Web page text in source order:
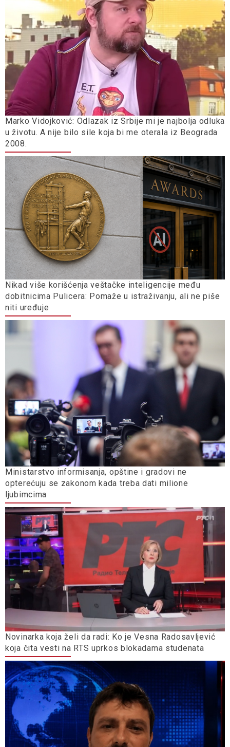
Marko Vidojković: Odlazak iz Srbije mi je najbolja odluka
u životu. A nije bilo sile koja bi me oterala iz Beograda
2008.
Nikad više korišćenja veštačke inteligencije među
dobitnicima Pulicera: Pomaže u istraživanju, ali ne piše
niti uređuje
Ministarstvo informisanja, opštine i gradovi ne
opterećuju se zakonom kada treba dati milione
ljubimcima
Novinarka koja želi da radi: Ko je Vesna Radosavljević
koja čita vesti na RTS uprkos blokadama studenata